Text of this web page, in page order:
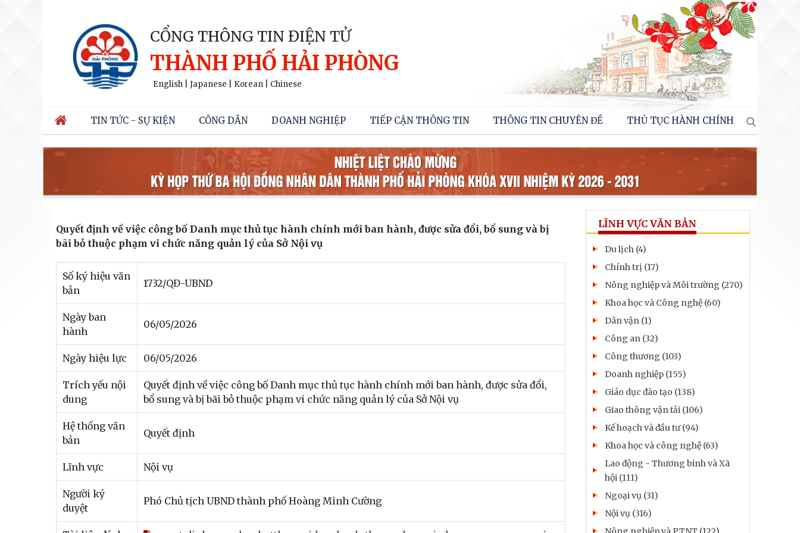
CỔNG THÔNG TIN ĐIỆN TỬ
THÀNH PHỐ HẢI PHÒNG
English Japanese Korean Chinese
TIN TỨC - SỰ KIỆN CÔNG DÂN DOANH NGHIỆP TIẾP CẬN THÔNG TIN THÔNG TIN CHUYÊN ĐỀ THỦ TỤC HÀNH CHÍNH
Quyết định về việc công bố Danh mục thủ tục hành chính mới ban hành, được sửa đổi, bổ sung và bị
bãi bỏ thuộc phạm vi chức năng quản lý của Sở Nội vụ
Số ký hiệu văn
bản
1732/QĐ-UBND
Ngày ban
hành
06/05/2026
Ngày hiệu lực 06/05/2026
Trích yếu nội
dung
Quyết định về việc công bố Danh mục thủ tục hành chính mới ban hành, được sửa đổi,
bổ sung và bị bãi bỏ thuộc phạm vi chức năng quản lý của Sở Nội vụ
Hệ thống văn
bản
Quyết định
Lĩnh vực Nội vụ
Người ký
duyệt
Phó Chủ tịch UBND thành phố Hoàng Minh Cường
LĨNH VỰC VĂN BẢN
Du lịch (4)
Chính trị (17)
Nông nghiệp và Môi trường (270)
Khoa học và Công nghệ (60)
Dân vận (1)
Công an (32)
Công thương (103)
Doanh nghiệp (155)
Giáo dục đào tạo (138)
Giao thông vận tải (106)
Kế hoạch và đầu tư (94)
Khoa học và công nghệ (63)
Lao động - Thương binh và Xã
hội (111)
Ngoại vụ (31)
Nội vụ (316)